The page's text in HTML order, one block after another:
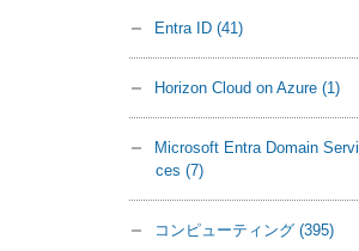
Entra ID (41)
Horizon Cloud on Azure (1)
Microsoft Entra Domain Servi
ces (7)
コンピューティング (395)